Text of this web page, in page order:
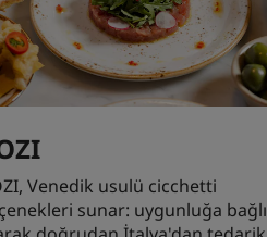
Venedik usulü cicchetti
sunar: uygunluğa bağlı